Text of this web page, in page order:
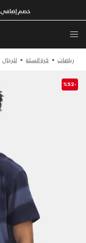
خصم إضافي 20%*. باستخدام الكود EXTRA20
رياضات كرة السلة للرجال
-%52